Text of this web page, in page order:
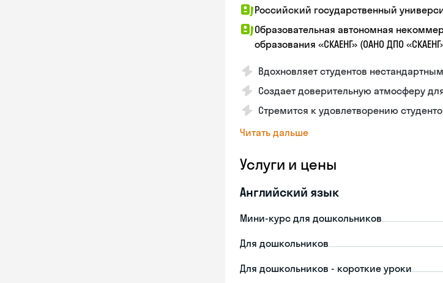
Российский государственный
Образовательная автономная
образования «СКАЕНГ» (ОАНО ДПО
Вдохновляет студентов
Создает доверительную атмосферу
Стремится к удовлетворению
Читать дальше
Услуги и цены
Английский язык
Мини-курс для дошкольников
Для дошкольников
Для дошкольников - короткие уроки